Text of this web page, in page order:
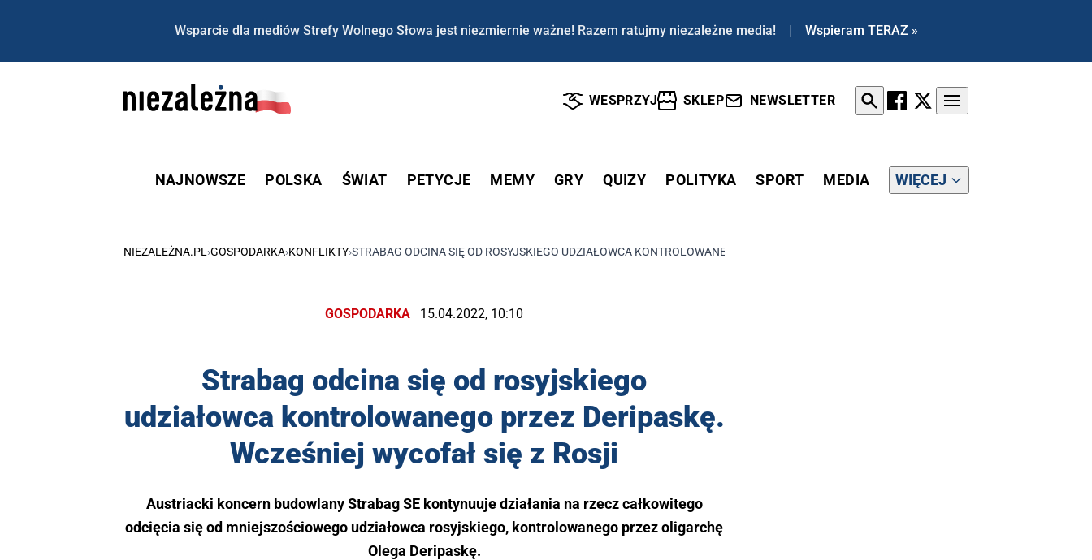
Wsparcie dla mediów Strefy Wolnego Słowa jest niezmiernie ważne! Razem ratujmy niezależne media! | Wspieram TERAZ »
WESPRZYJ SKLEP NEWSLETTER
NAJNOWSZE POLSKA ŚWIAT PETYCJE MEMY GRY QUIZY POLITYKA SPORT MEDIA WIĘCEJ
NIEZALEŻNA.PL ›GOSPODARKA›KONFLIKTY›STRABAG ODCINA SIĘ OD ROSYJSKIEGO UDZIAŁOWCA KONTROLOWANEGO PRZEZ DERIPASKĘ. WCZEŚNIEJ WYCOFAŁ SIĘ Z ROSJI
GOSPODARKA 15.04.2022, 10:10
Strabag odcina się od rosyjskiego
udziałowca kontrolowanego przez Deripaskę.
Wcześniej wycofał się z Rosji
Austriacki koncern budowlany Strabag SE kontynuuje działania na rzecz całkowitego
odcięcia się od mniejszościowego udziałowca rosyjskiego, kontrolowanego przez oligarchę
Olega Deripaskę.